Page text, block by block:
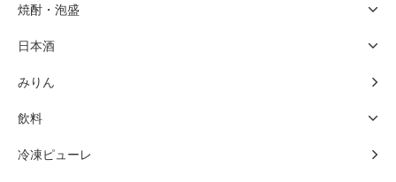
焼酎・泡盛
日本酒
みりん
飲料
冷凍ピューレ